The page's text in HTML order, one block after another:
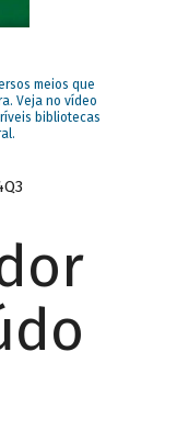
meios que
Veja no vídeo
bibliotecas